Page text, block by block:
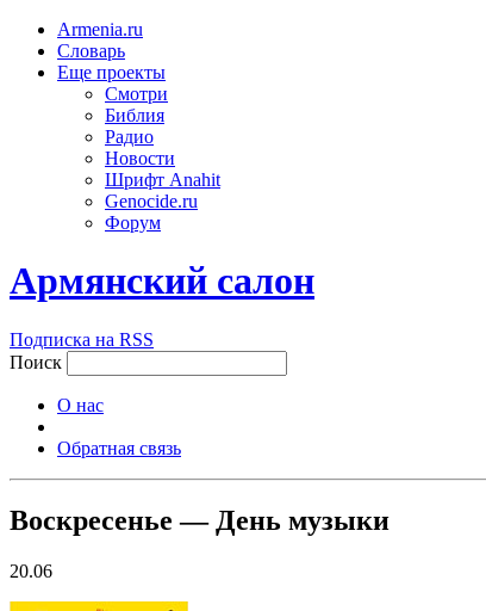
Armenia.ru
Словарь
Еще проекты
Смотри
Библия
Радио
Новости
Шрифт Anahit
Genocide.ru
Форум
Армянский салон
Подписка на RSS
Поиск
О нас
Обратная связь
Воскресенье — День музыки
20.06